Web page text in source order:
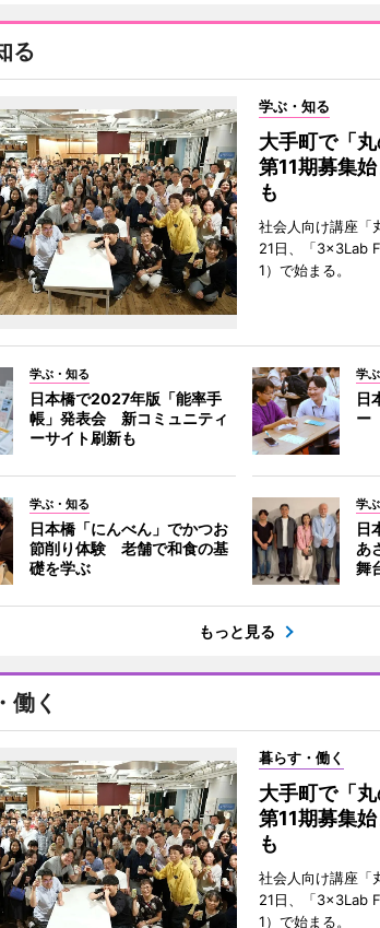
る
学ぶ・知る
大手町で「丸
第11期募集
も
社会人向け講座「
21日、「3×3Lab
1）で始まる。
学ぶ・知る
日本橋で2027年版「能率手
帳」発表会 新コミュニティ
ーサイト刷新も
学
日
ー
学ぶ・知る
日本橋「にんべん」でかつお
節削り体験 老舗で和食の基
礎を学ぶ
学
日
あ
舞
もっと見る
働く
暮らす・働く
大手町で「丸
第11期募集
も
社会人向け講座「
21日、「3×3Lab
1）で始まる。